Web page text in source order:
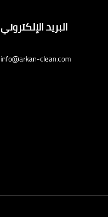
البريد الإلكتروني
info@arkan-clean.com